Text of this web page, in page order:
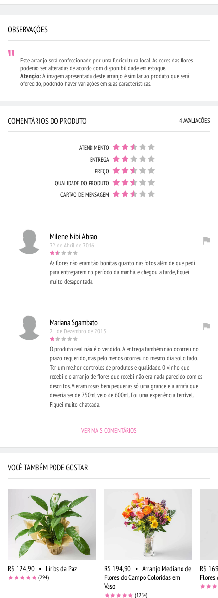
OBSERVAÇÕES
Este arranjo será confeccionado por uma floricultura local. As cores das flores
poderão ser alteradas de acordo com disponibilidade em estoque.
Atenção:A imagem apresentada deste arranjo é similar ao produto que será
oferecido, podendo haver variações em suas características.
COMENTÁRIOS DO PRODUTO 4 AVALIAÇÕES
ATENDIMENTO
ENTREGA
PREÇO
QUALIDADE DO PRODUTO
CARTÃO DE MENSAGEM
Milene Nibi Abrao
22 de Abril de 2016
As flores não eram tão bonitas quanto nas fotos além de que pedi
para entregarem no período da manhã, e chegou a tarde, fiquei
muito desapontada.
Mariana Sgambato
21 de Dezembro de 2015
O produto real não é o vendido. A entrega também não ocorreu no
prazo requerido, mas pelo menos ocorreu no mesmo dia solicitado.
Ter um melhor controles de produtos e qualidade. O vinho que
recebi e o arranjo de flores que recebi não era nada parecido com os
descritos. Vieram rosas bem pequenas só uma grande e a arrafa que
deveria ser de 750ml veio de 600ml. Foi uma experiência terrível.
Fiquei muito chateada.
VER MAIS COMENTÁRIOS
VOCÊ TAMBÉM PODE GOSTAR
R$ 124,90 • Lírios da Paz
(294)
R$ 194,90 • Arranjo Mediano de
Flores do Campo Coloridas em
Vaso
(1254)
R$
Flores